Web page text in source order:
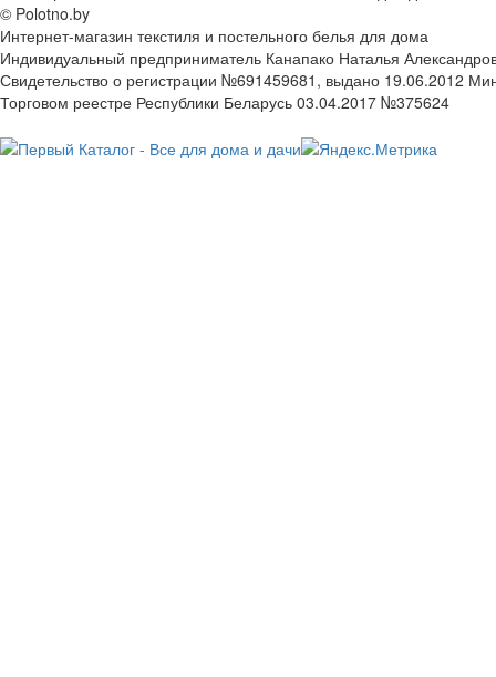
© Polotno.by
Интернет-магазин текстиля и постельного белья для дома
Индивидуальный предприниматель Канапако Наталья
Свидетельство о регистрации №691459681, выдано 19.06.2012
Торговом реестре Республики Беларусь 03.04.2017 №375624